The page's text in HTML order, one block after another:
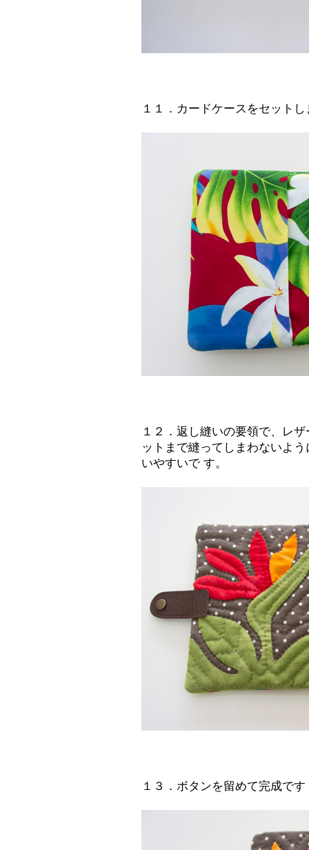
１１．カードケースをセット
１２．返し縫いの要領で、レ
ットまで縫ってしまわないよ
いやすいで す。
１３．ボタンを留めて完成です